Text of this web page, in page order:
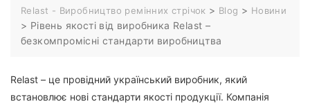
Relast - Виробництво ремінних стрічок > Blog > Новини
> Рівень якості від виробника Relast –
безкомпромісні стандарти виробництва
Relast – це провідний український виробник, який
встановлює нові стандарти якості продукції. Компанія